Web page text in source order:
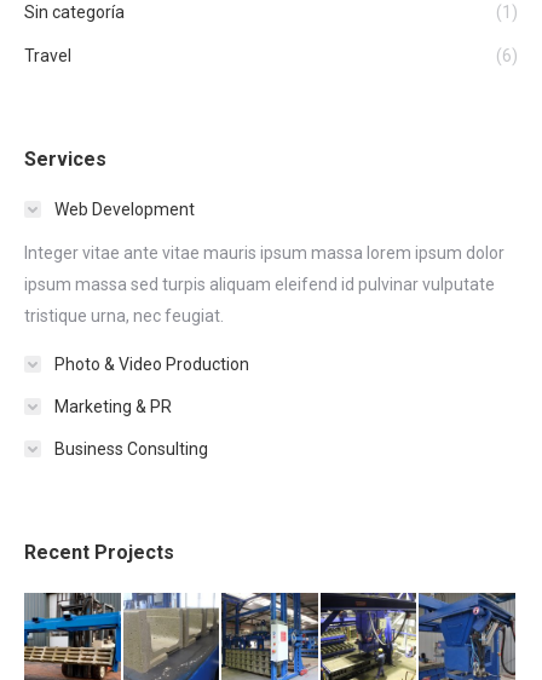
Sin categoría (1)
Travel (6)
Services
Web Development
Integer vitae ante vitae mauris ipsum massa lorem ipsum dolor
ipsum massa sed turpis aliquam eleifend id pulvinar vulputate
tristique urna, nec feugiat.
Photo & Video Production
Marketing & PR
Business Consulting
Recent Projects